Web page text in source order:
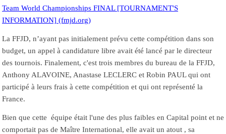
Team World Championships FINAL [TOURNAMENT'S
INFORMATION] (fmjd.org)
La FFJD, n’ayant pas initialement prévu cette compétition dans son
budget, un appel à candidature libre avait été lancé par le directeur
des tournois. Finalement, c'est trois membres du bureau de la FFJD,
Anthony ALAVOINE, Anastase LECLERC et Robin PAUL qui ont
participé à leurs frais à cette compétition et qui ont représenté la
France.
Bien que cette équipe était l'une des plus faibles en Capital point et ne
comportait pas de Maître International, elle avait un atout , sa